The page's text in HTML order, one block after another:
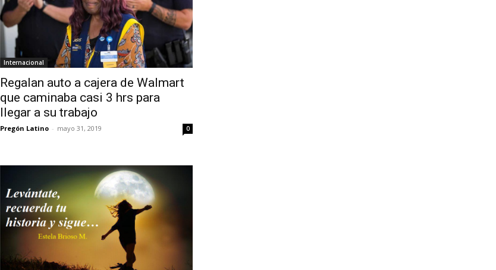
Internacional
Regalan auto a cajera de Walmart
que caminaba casi 3 hrs para
llegar a su trabajo
Pregón Latino - mayo 31, 2019 0